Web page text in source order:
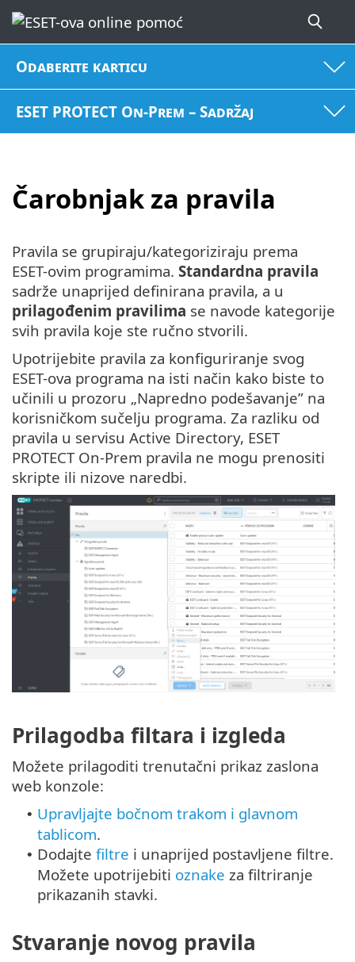
Odaberite karticu
ESET PROTECT On-Prem – Sadržaj
Čarobnjak za pravila
Pravila se grupiraju/kategoriziraju prema
ESET-ovim programima. Standardna pravila
sadrže unaprijed definirana pravila, a u
prilagođenim pravilima se navode kategorije
svih pravila koje ste ručno stvorili.
Upotrijebite pravila za konfiguriranje svog
ESET-ova programa na isti način kako biste to
učinili u prozoru „Napredno podešavanje” na
korisničkom sučelju programa. Za razliku od
pravila u servisu Active Directory, ESET
PROTECT On-Prem pravila ne mogu prenositi
skripte ili nizove naredbi.
Prilagodba filtara i izgleda
Možete prilagoditi trenutačni prikaz zaslona
web konzole:
• Upravljajte bočnom trakom i glavnom
tablicom.
• Dodajte filtre i unaprijed postavljene filtre.
Možete upotrijebiti oznake za filtriranje
prikazanih stavki.
Stvaranje novog pravila